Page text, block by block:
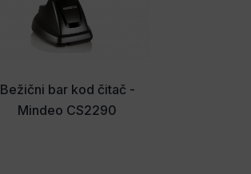
Bežični bar kod čitač -
Mindeo CS2290